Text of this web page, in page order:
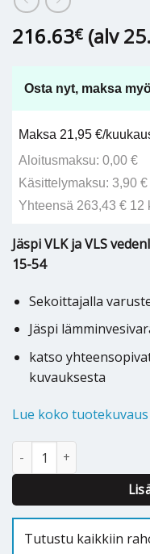
216.63€ (alv
Osta nyt, maksa
Maksa 21,95 €/
Aloitusmaksu: 0,00 €
Käsittelymaksu: 3,90 €
Yhteensä 263,43 € 12
Jäspi VLK ja VLS
15-54
Sekoittajalla
Jäspi
katso
kuvauksesta
Lue koko tuotekuvaus
Jäspi VLK/VLS varaajan
Tutustu kaikkiin